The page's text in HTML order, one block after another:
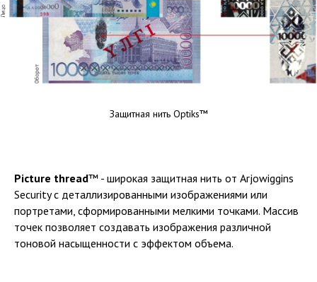
Защитная нить Optiks™
Picture thread™ - широкая защитная нить от Arjowiggins
Security с деталлизированными изображениями или
портретами, сформированными мелкими точками. Массив
точек позволяет создавать изображения различной
тоновой насыщенности с эффектом объема.